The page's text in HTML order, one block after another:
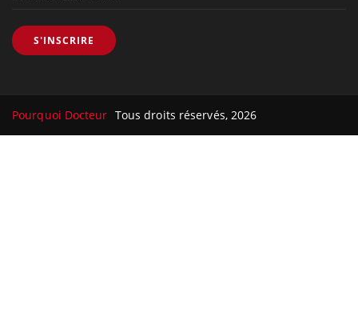
S'INSCRIRE
Pourquoi Docteur Tous droits réservés, 2026